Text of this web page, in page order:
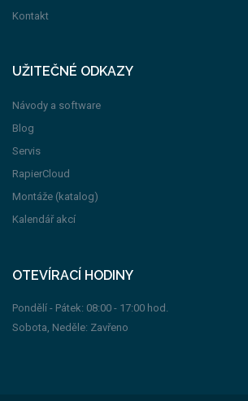
Kontakt
UŽITEČNÉ ODKAZY
Návody a software
Blog
Servis
RapierCloud
Montáže (katalog)
Kalendář akcí
OTEVÍRACÍ HODINY
Pondělí - Pátek: 08:00 - 17:00 hod.
Sobota, Neděle: Zavřeno